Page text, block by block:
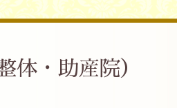
・助産院）